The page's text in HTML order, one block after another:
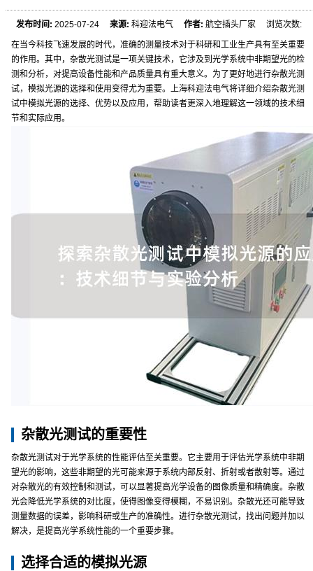
发布时间: 2025-07-24来源: 科迎法电气作者: 航空插头厂家 浏览次数:
在当今科技飞速发展的时代，准确的测量技术对于科研和工业生产具有至关重要
的作用。其中，杂散光测试是一项关键技术，它涉及到光学系统中非期望光的检
测和分析，对提高设备性能和产品质量具有重大意义。为了更好地进行杂散光测
试，模拟光源的选择和使用变得尤为重要。上海科迎法电气将详细介绍杂散光测
试中模拟光源的选择、优势以及应用，帮助读者更深入地理解这一领域的技术细
节和实际应用。
杂散光测试的重要性
杂散光测试对于光学系统的性能评估至关重要。它主要用于评估光学系统中非期
望光的影响，这些非期望的光可能来源于系统内部反射、折射或者散射等。通过
对杂散光的有效控制和测试，可以显著提高光学设备的图像质量和精确度。杂散
光会降低光学系统的对比度，使得图像变得模糊，不易识别。杂散光还可能导致
测量数据的误差，影响科研或生产的准确性。进行杂散光测试，找出问题并加以
解决，是提高光学系统性能的一个重要步骤。
选择合适的模拟光源